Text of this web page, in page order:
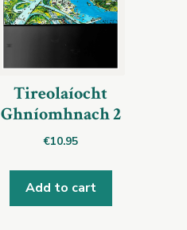
Tireolaíocht
Ghníomhnach 2
€10.95
Add to cart